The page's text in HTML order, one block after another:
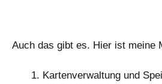
Auch das gibt es. Hier ist meine
Kartenverwaltung und